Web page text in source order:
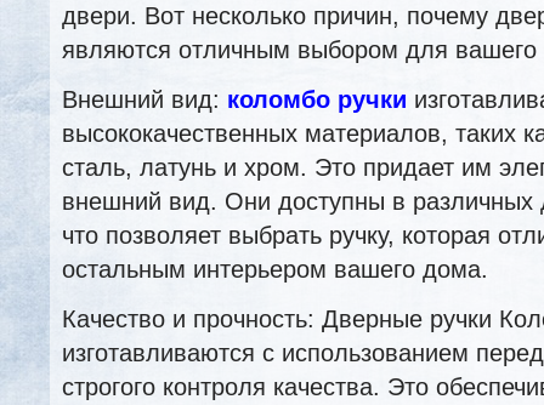
двери. Вот несколько причин, почему
являются отличным выбором для
Внешний вид: коломбо ручки
высококачественных материалов, таких
сталь, латунь и хром. Это придает им
внешний вид. Они доступны в различных
что позволяет выбрать ручку, которая
остальным интерьером вашего дома.
Качество и прочность: Дверные ручки
изготавливаются с использованием
строгого контроля качества. Это